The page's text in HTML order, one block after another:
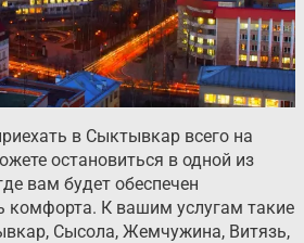
в Сыктывкар всего на
остановиться в одной из
вам будет обеспечен
комфорта. К вашим услугам такие
Сысола, Жемчужина, Витязь,